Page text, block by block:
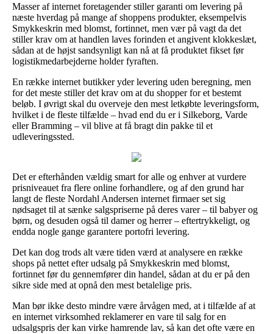
Masser af internet foretagender stiller garanti om levering på
næste hverdag på mange af shoppens produkter, eksempelvis
Smykkeskrin med blomst, fortinnet, men vær på vagt da det
stiller krav om at handlen laves forinden et angivent klokkeslæt,
sådan at de højst sandsynligt kan nå at få produktet fikset før
logistikmedarbejderne holder fyraften.
En række internet butikker yder levering uden beregning, men
for det meste stiller det krav om at du shopper for et bestemt
beløb. I øvrigt skal du overveje den mest letkøbte leveringsform,
hvilket i de fleste tilfælde – hvad end du er i Silkeborg, Varde
eller Bramming – vil blive at få bragt din pakke til et
udleveringssted.
Det er efterhånden vældig smart for alle og enhver at vurdere
prisniveauet fra flere online forhandlere, og af den grund har
langt de fleste Nordahl Andersen internet firmaer set sig
nødsaget til at sænke salgspriserne på deres varer – til babyer og
børn, og desuden også til damer og herrer – eftertrykkeligt, og
endda nogle gange garantere portofri levering.
Det kan dog trods alt være tiden værd at analysere en række
shops på nettet efter udsalg på Smykkeskrin med blomst,
fortinnet før du gennemfører din handel, sådan at du er på den
sikre side med at opnå den mest betalelige pris.
Man bør ikke desto mindre være årvågen med, at i tilfælde af at
en internet virksomhed reklamerer en vare til salg for en
udsalgspris der kan virke hamrende lav, så kan det ofte være en